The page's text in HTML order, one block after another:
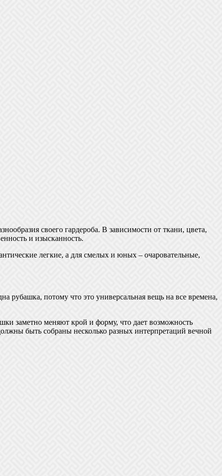
своего гардероба. В зависимости от ткани, цвета,
и изысканность.
легкие, а для смелых и юных – очаровательные,
рубашка, потому что это универсальная вещь на все времена,
заметно меняют крой и форму, что дает возможность
быть собраны несколько разных интерпретаций вечной